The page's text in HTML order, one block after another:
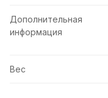
Дополнительная
информация
Вес